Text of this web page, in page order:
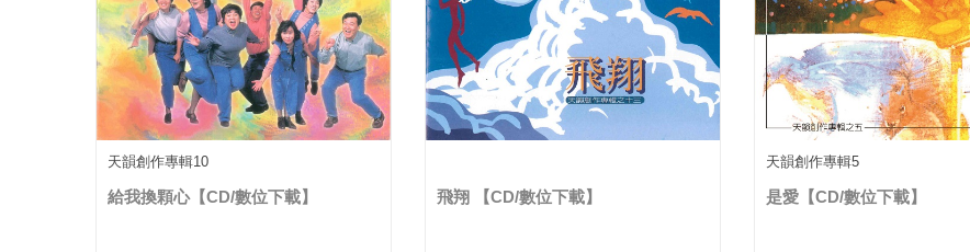
天韻創作專輯10
給我換顆心【CD/數位下載】 飛翔 【CD/數位下載】
天韻創作專輯5
是愛【CD/數位下載】